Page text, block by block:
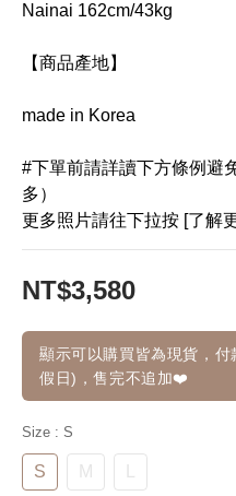
Nainai 162cm/43kg
【商品產地】
made in Korea
#下單前請詳讀下方條例避
多）
更多照片請往下拉按 [了解
NT$3,580
顯示可以購買皆為現貨，
假日)，售完不追加❤️
Size : S
S M